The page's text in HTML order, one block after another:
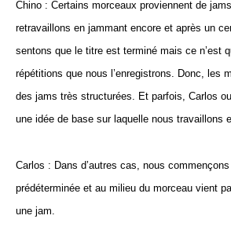
Chino : Certains morceaux proviennent de
retravaillons en jammant encore et après un
sentons que le titre est terminé mais ce n’est
répétitions que nous l’enregistrons. Donc, les
des jams très structurées. Et parfois, Carlos
une idée de base sur laquelle nous travaillons
Carlos : Dans d’autres cas, nous
prédéterminée et au milieu du morceau vient
une jam.